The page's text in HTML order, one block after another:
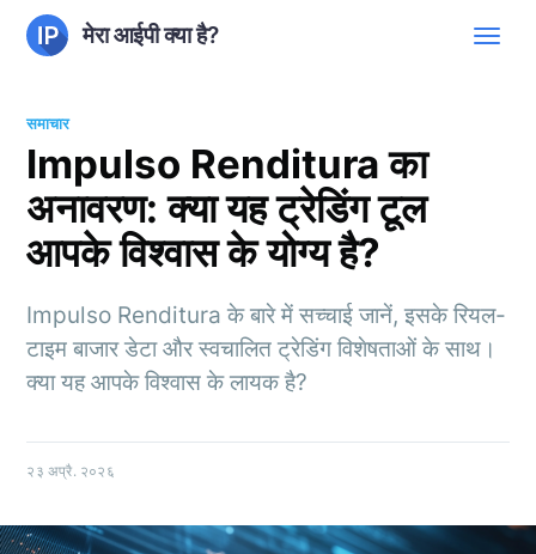
मेरा आईपी क्या है?
समाचार
Impulso Renditura का
अनावरण: क्या यह ट्रेडिंग टूल
आपके विश्वास के योग्य है?
Impulso Renditura के बारे में सच्चाई जानें, इसके रियल-
टाइम बाजार डेटा और स्वचालित ट्रेडिंग विशेषताओं के साथ।
क्या यह आपके विश्वास के लायक है?
२३ अप्रै. २०२६